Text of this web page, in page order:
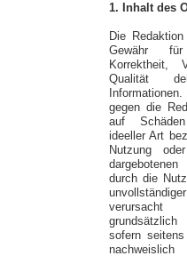
1. Inhalt des
Die
Gewähr
Korrektheit,
Qualität
gegen die
auf
ideeller Art
Nutzung
durch die
sofern
nachweislich